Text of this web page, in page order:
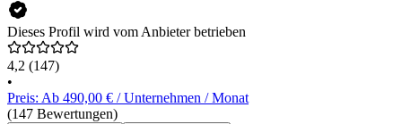
Dieses Profil wird vom Anbieter betrieben
4,2 (147)
•
Preis: Ab 490,00 € / Unternehmen / Monat
(147 Bewertungen)